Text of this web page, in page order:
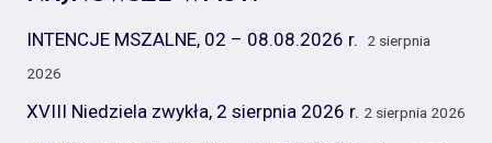
INTENCJE MSZALNE, 02 – 08.08.2026 r.
2 sierpnia
2026
XVIII Niedziela zwykła, 2 sierpnia 2026 r. 2 sierpnia 2026